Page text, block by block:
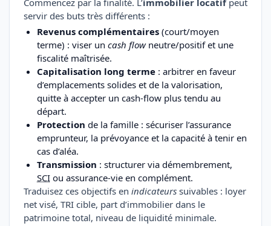
Commencez par la finalité. L’immobilier locatifpeut
servir des buts très différents :
Revenus complémentaires (court/moyen
terme) : viser un cash flowneutre/positif et une
fiscalité maîtrisée.
Capitalisation long terme : arbitrer en faveur
d’emplacements solides et de la valorisation,
quitte à accepter un cash-flow plus tendu au
départ.
Protection de la famille : sécuriser l’assurance
emprunteur, la prévoyance et la capacité à tenir en
cas d’aléa.
Transmission : structurer via démembrement,
SCI ou assurance-vie en complément.
Traduisez ces objectifs en indicateurssuivables : loyer
net visé, TRI cible, part d’immobilier dans le
patrimoine total, niveau de liquidité minimale.